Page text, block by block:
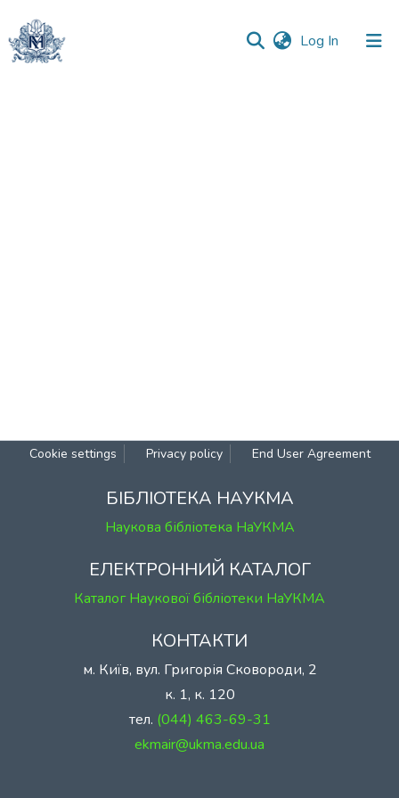
Log In (current)
Cookie settings Privacy policy End User Agreement
БІБЛІОТЕКА НАУКМА
Наукова бібліотека НаУКМА
ЕЛЕКТРОННИЙ КАТАЛОГ
Каталог Наукової бібліотеки НаУКМА
КОНТАКТИ
м. Київ, вул. Григорія Сковороди, 2
к. 1, к. 120
тел. (044) 463-69-31
ekmair@ukma.edu.ua